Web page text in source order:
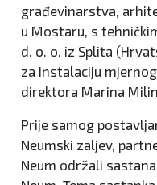
građevinarstva,
u Mostaru, s
d. o. o. iz Splita
za instalaciju
direktora Marina
Prije samog
Neumski zaljev,
Neum održali